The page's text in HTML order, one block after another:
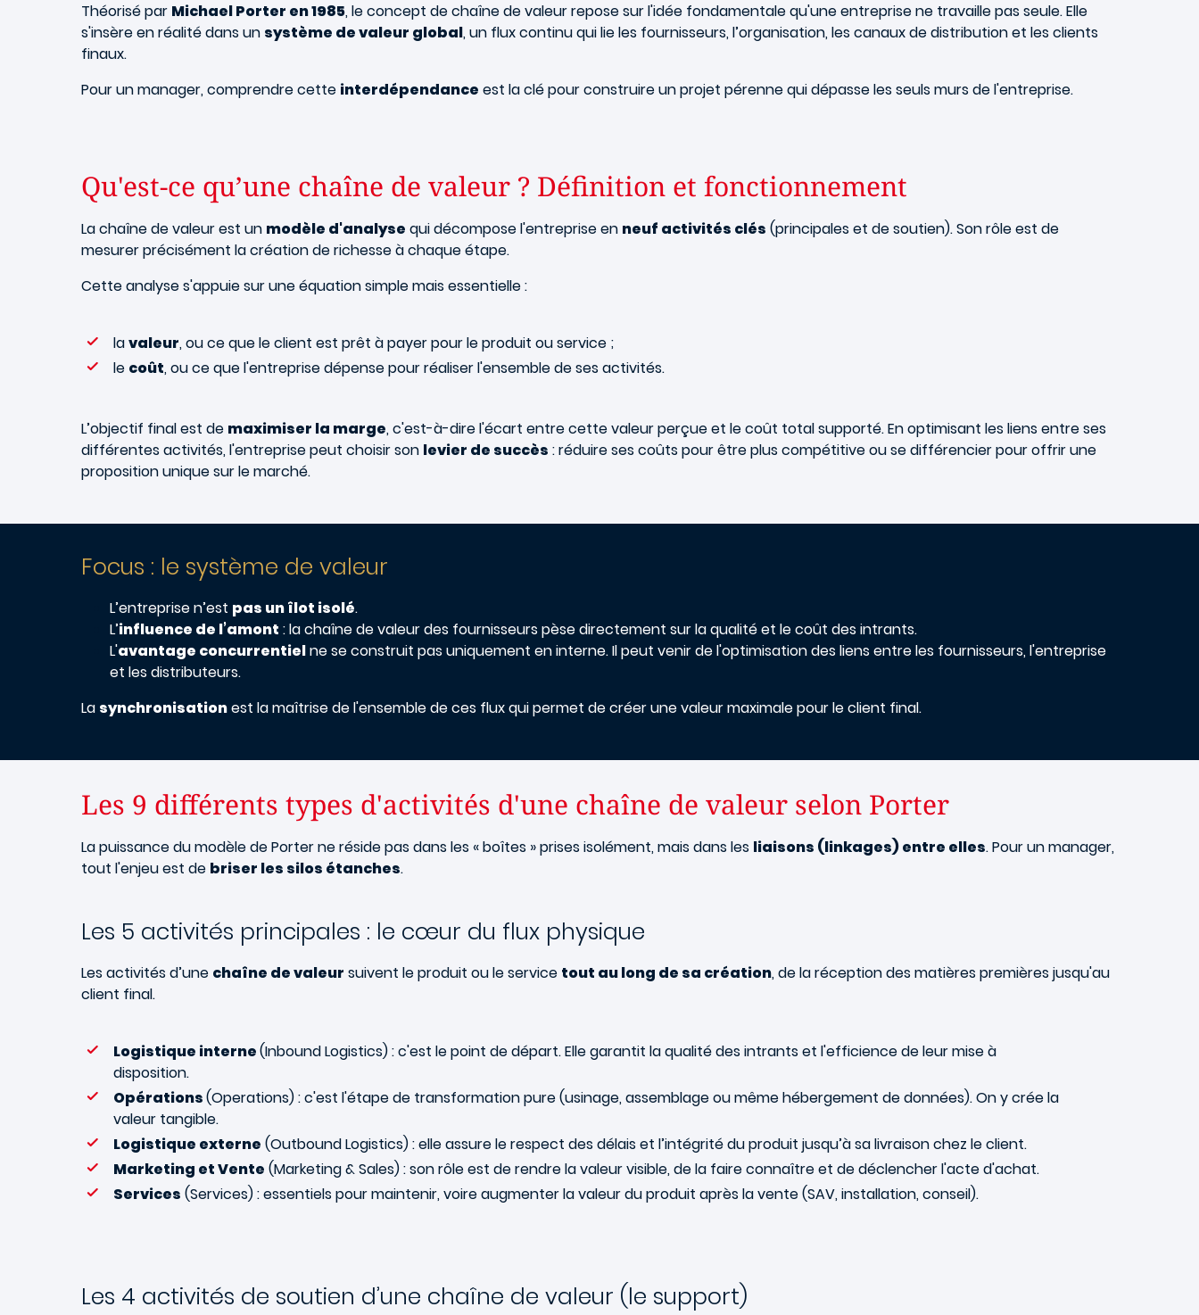
Théorisé par Michael Porter en 1985, le concept de chaîne de valeur repose sur l'idée fondamentale qu'une entreprise ne travaille pas seule. Elle
s'insère en réalité dans un système de valeur global, un flux continu qui lie les fournisseurs, l’organisation, les canaux de distribution et les clients
finaux.
Pour un manager, comprendre cette interdépendance est la clé pour construire un projet pérenne qui dépasse les seuls murs de l'entreprise.
Qu'est-ce qu’une chaîne de valeur ? Définition et fonctionnement
La chaîne de valeur est un modèle d'analyse qui décompose l'entreprise en neuf activités clés (principales et de soutien). Son rôle est de
mesurer précisément la création de richesse à chaque étape.
Cette analyse s'appuie sur une équation simple mais essentielle :
lavaleur, ou ce que le client est prêt à payer pour le produit ou service ;
le coût, ou ce que l'entreprise dépense pour réaliser l'ensemble de ses activités.
L’objectif final est de maximiser la marge, c'est-à-dire l'écart entre cette valeur perçue et le coût total supporté. En optimisant les liens entre ses
différentes activités, l'entreprise peut choisir son levier de succès : réduire ses coûts pour être plus compétitive ou se différencier pour offrir une
proposition unique sur le marché.
Focus : le système de valeur
L’entreprise n’est pas un îlot isolé.
L’influence de l’amont : la chaîne de valeur des fournisseurs pèse directement sur la qualité et le coût des intrants.
L'avantage concurrentielne se construit pas uniquement en interne. Il peut venir de l'optimisation des liens entre les fournisseurs, l'entreprise
et les distributeurs.
La synchronisationest la maîtrise de l'ensemble de ces flux qui permet de créer une valeur maximale pour le client final.
Les 9 différents types d'activités d'une chaîne de valeur selon Porter
La puissance du modèle de Porter ne réside pas dans les « boîtes » prises isolément, mais dans les liaisons (linkages) entre elles. Pour un manager,
tout l'enjeu est de briser les silos étanches.
Les 5 activités principales : le cœur du flux physique
Les activités d’une chaîne de valeur suivent le produit ou le service tout au long de sa création, de la réception des matières premières jusqu'au
client final.
Logistique interne(Inbound Logistics) : c'est le point de départ. Elle garantit la qualité des intrants et l'efficience de leur mise à
disposition.
Opérations(Operations) : c'est l'étape de transformation pure (usinage, assemblage ou même hébergement de données). On y crée la
valeur tangible.
Logistique externe (Outbound Logistics) : elle assure le respect des délais et l’intégrité du produit jusqu’à sa livraison chez le client.
Marketing et Vente (Marketing & Sales) : son rôle est de rendre la valeur visible, de la faire connaître et de déclencher l'acte d'achat.
Services (Services) : essentiels pour maintenir, voire augmenter la valeur du produit après la vente (SAV, installation, conseil).
Les 4 activités de soutien d’une chaîne de valeur (le support)